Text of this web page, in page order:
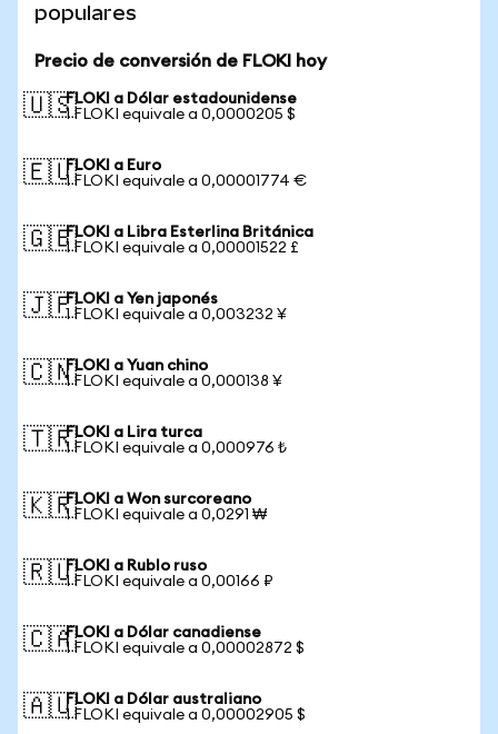
populares
Precio de conversión de FLOKI hoy
🇺🇸FLOKI a Dólar estadounidense
1 FLOKI equivale a 0,0000205 $
🇪🇺FLOKI a Euro
1 FLOKI equivale a 0,00001774 €
🇬🇧FLOKI a Libra Esterlina Británica
1 FLOKI equivale a 0,00001522 £
🇯🇵FLOKI a Yen japonés
1 FLOKI equivale a 0,003232 ¥
🇨🇳FLOKI a Yuan chino
1 FLOKI equivale a 0,000138 ¥
🇹🇷FLOKI a Lira turca
1 FLOKI equivale a 0,000976 ₺
🇰🇷FLOKI a Won surcoreano
1 FLOKI equivale a 0,0291 ₩
🇷🇺FLOKI a Rublo ruso
1 FLOKI equivale a 0,00166 ₽
🇨🇦FLOKI a Dólar canadiense
1 FLOKI equivale a 0,00002872 $
🇦🇺FLOKI a Dólar australiano
1 FLOKI equivale a 0,00002905 $